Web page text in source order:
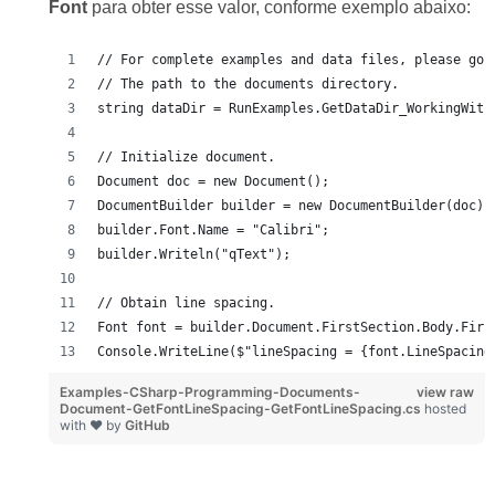
Fontpara obter esse valor, conforme exemplo abaixo:
// For complete examples and data files, please go
// The path to the documents directory.
string dataDir =
// Initialize document.
Document doc = new Document();
DocumentBuilder builder = new DocumentBuilder(doc);
builder.Font.Name = "Calibri";
builder.Writeln("qText");
// Obtain line spacing.
Font font =
Console.WriteLine($"lineSpacing =
view raw
Examples-CSharp-Programming-Documents-
Document-GetFontLineSpacing-GetFontLineSpacing.cs hosted
with ❤ by GitHub